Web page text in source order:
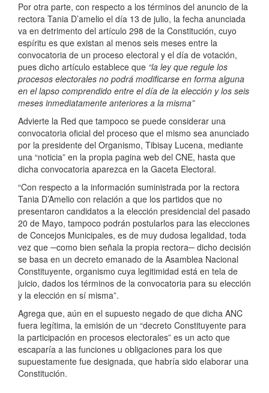
Por otra parte, con respecto a los términos del anuncio de la
rectora Tania D’amelio el día 13 de julio, la fecha anunciada
va en detrimento del artículo 298 de la Constitución, cuyo
espíritu es que existan al menos seis meses entre la
convocatoria de un proceso electoral y el día de votación,
pues dicho artículo establece que “la ley que regule los
procesos electorales no podrá modificarse en forma alguna
en el lapso comprendido entre el día de la elección y los seis
meses inmediatamente anteriores a la misma”
Advierte la Red que tampoco se puede considerar una
convocatoria oficial del proceso que el mismo sea anunciado
por la presidente del Organismo, Tibisay Lucena, mediante
una “noticia” en la propia pagina web del CNE, hasta que
dicha convocatoria aparezca en la Gaceta Electoral.
“Con respecto a la información suministrada por la rectora
Tania D’Amelio con relación a que los partidos que no
presentaron candidatos a la elección presidencial del pasado
20 de Mayo, tampoco podrán postularlos para las elecciones
de Concejos Municipales, es de muy dudosa legalidad, toda
vez que ─como bien señala la propia rectora─ dicho decisión
se basa en un decreto emanado de la Asamblea Nacional
Constituyente, organismo cuya legitimidad está en tela de
juicio, dados los términos de la convocatoria para su elección
y la elección en sí misma”.
Agrega que, aún en el supuesto negado de que dicha ANC
fuera legítima, la emisión de un “decreto Constituyente para
la participación en procesos electorales” es un acto que
escaparía a las funciones u obligaciones para los que
supuestamente fue designada, que habría sido elaborar una
Constitución.